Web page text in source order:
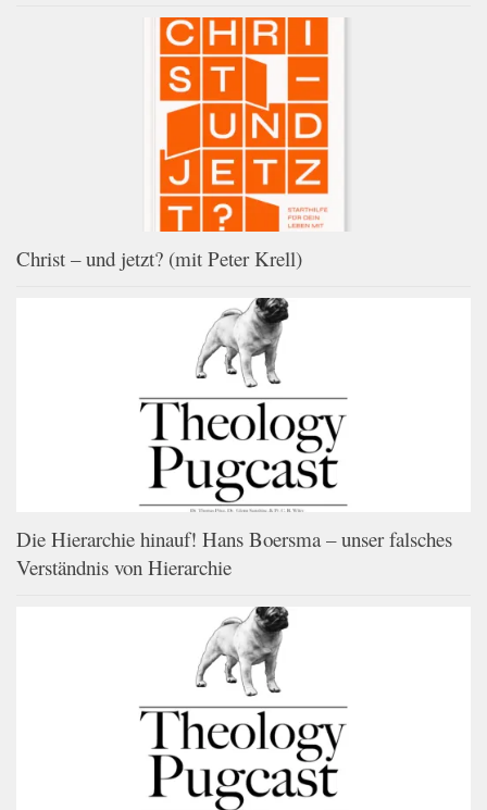
Christ – und jetzt? (mit Peter Krell)
Die Hierarchie hinauf! Hans Boersma – unser falsches
Verständnis von Hierarchie